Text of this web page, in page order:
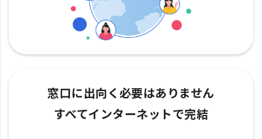
窓口に出向く必要はありません
すべてインターネットで完結